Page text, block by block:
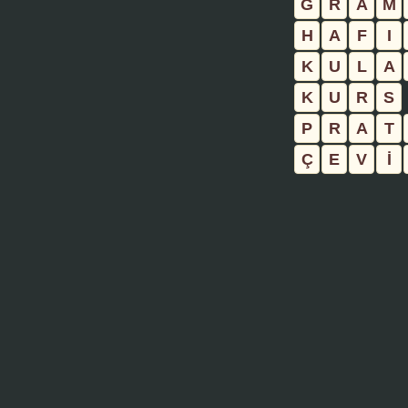
G
R A M
H
A F I
K
U L A
K
U R
S
P
R A T
Ç
E V İ